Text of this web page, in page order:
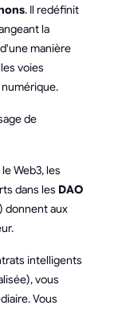
. Il redéfinit
la
manière
voies
de
Web3, les
dans les DAO
donnent aux
intelligents
vous
Vous